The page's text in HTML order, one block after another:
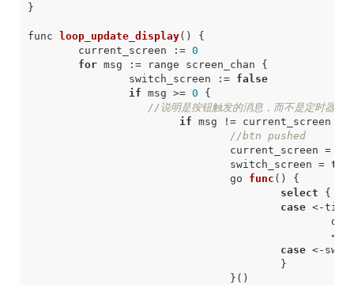
}
func loop_update_display()
{
current_screen
: = 0
for msg : = range screen_chan
{
switch_screen
: =
false
if msg >= 0
{
//说明是按钮触发的消息，而不是定时器触
if msg != current_screen
//btn
pushed
current_screen =
switch_screen =
go
func ()
{
select
{
case <-time
<-
case <-
}
}()